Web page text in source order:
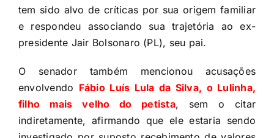
tem sido alvo de críticas por sua origem familiar
e respondeu associando sua trajetória ao ex-
presidente Jair Bolsonaro (PL), seu pai.
O senador também mencionou acusações
envolvendo Fábio Luís Lula da Silva, o Lulinha,
filho mais velho do petista, sem o citar
indiretamente, afirmando que ele estaria sendo